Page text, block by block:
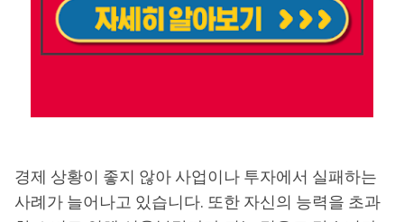
경제 상황이 좋지 않아 사업이나 투자에서 실패하는
사례가 늘어나고 있습니다. 또한 자신의 능력을 초과